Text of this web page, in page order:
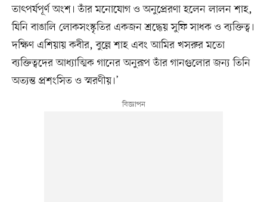
তাৎপর্যপূর্ণ অংশ। তাঁর মনোযোগ ও অনুপ্রেরণা হলেন লালন শাহ,
যিনি বাঙালি লোকসংস্কৃতির একজন শ্রদ্ধেয় সুফি সাধক ও ব্যক্তিত্ব।
দক্ষিণ এশিয়ায় কবীর, বুল্লে শাহ এবং আমির খসরুর মতো
ব্যক্তিত্বদের আধ্যাত্মিক গানের অনুরূপ তাঁর গানগুলোর জন্য তিনি
অত্যন্ত প্রশংসিত ও স্মরণীয়।’